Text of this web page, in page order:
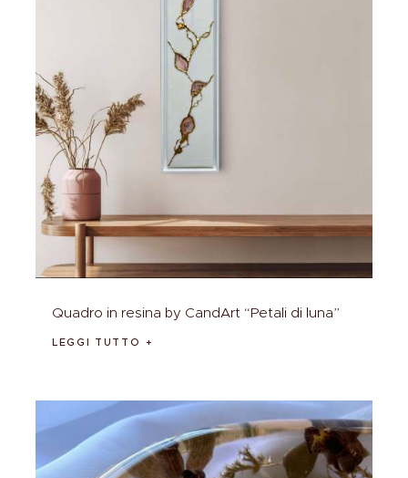
Quadro in resina by CandArt “Petali di luna”
LEGGI TUTTO